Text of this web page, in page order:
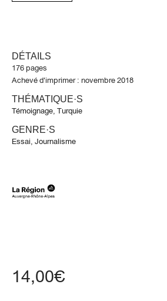
DÉTAILS
176 pages
Achevé d'imprimer : novembre 2018
THÉMATIQUE·S
Témoignage Turquie
GENRE·S
Essai Journalisme
14,00€